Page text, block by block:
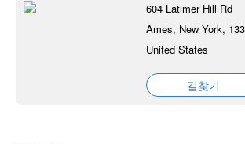
604 Latimer Hill Rd
Ames, New York,
United States
길찾기